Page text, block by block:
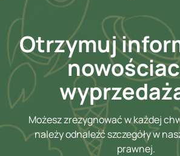
Otrzymuj
Możesz zrezygnować w każdej
należy odnaleźć szczegóły w
prawnej.